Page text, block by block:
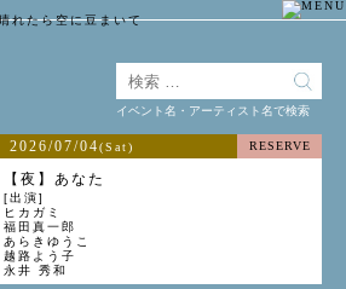
2026/07/04(Sat) RESERVE
【夜】あなた
[出演]
ヒカガミ
福田真一郎
あらきゆうこ
越路よう子
永井 秀和
イベント名・アーティスト名で検索